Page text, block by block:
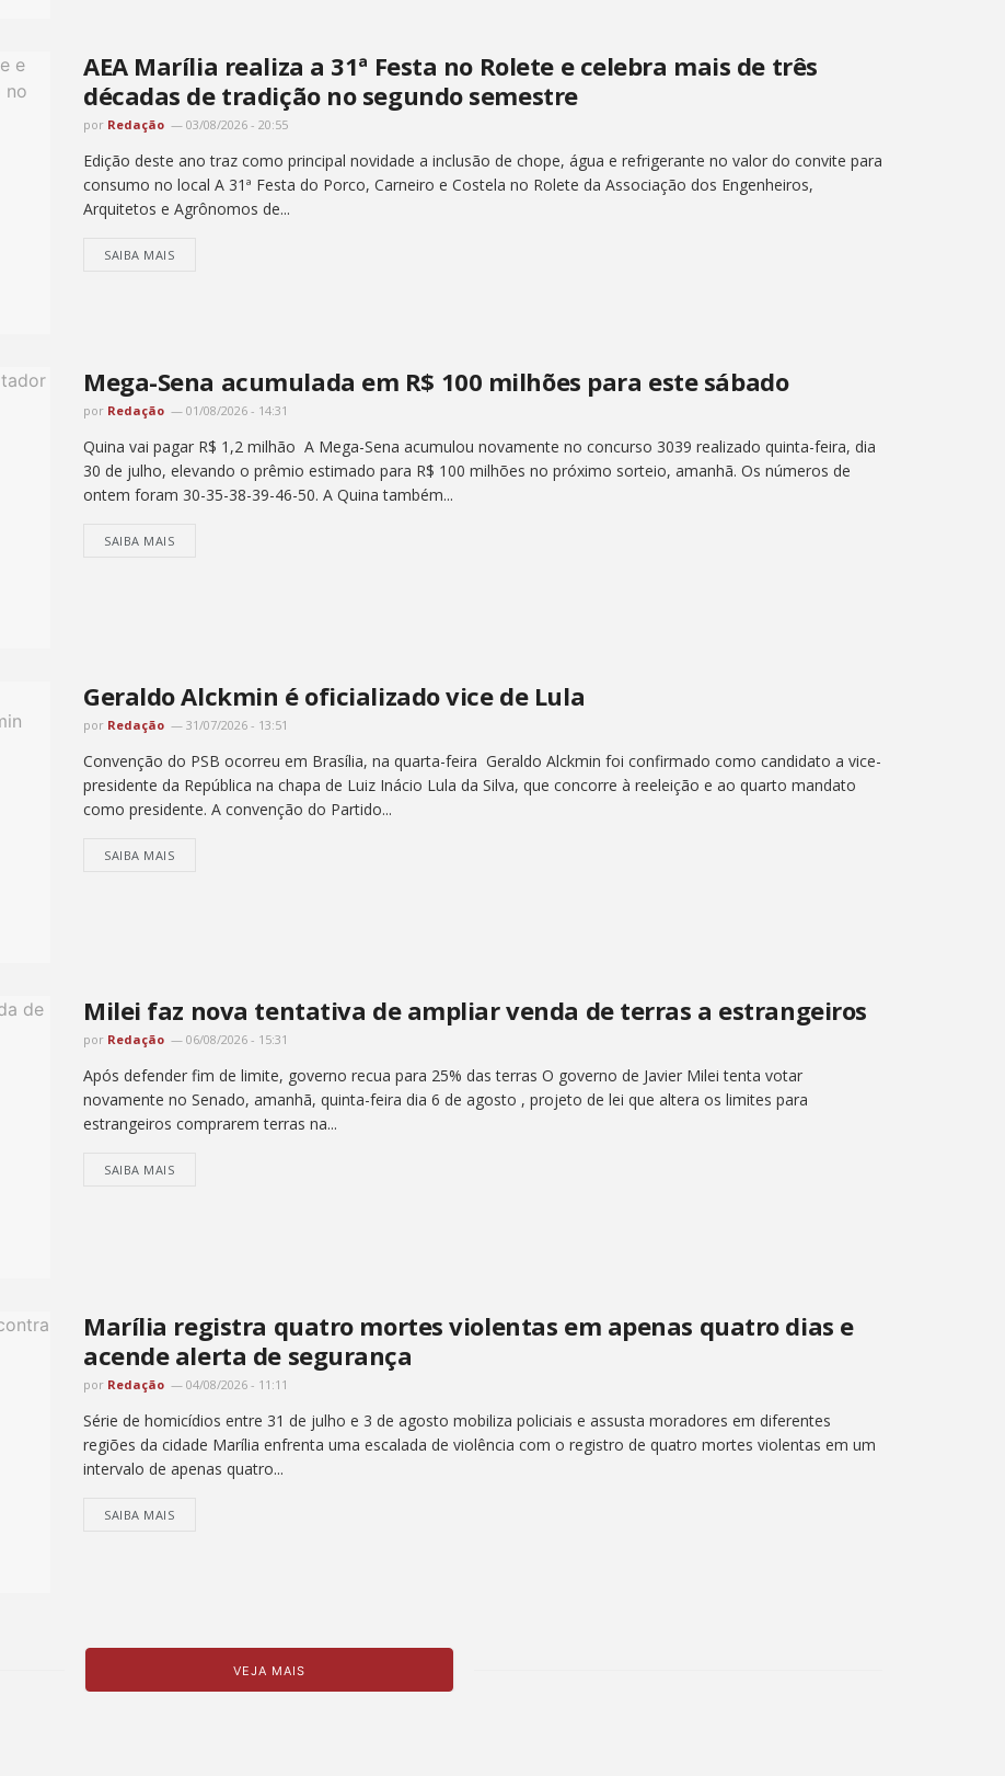
AEA Marília realiza a 31ª Festa no Rolete e celebra mais de três
décadas de tradição no segundo semestre
por Redação 03/08/2026 - 20:55
Edição deste ano traz como principal novidade a inclusão de chope, água e refrigerante no valor do convite para
consumo no local A 31ª Festa do Porco, Carneiro e Costela no Rolete da Associação dos Engenheiros,
Arquitetos e Agrônomos de...
SAIBA MAIS
Mega-Sena acumulada em R$ 100 milhões para este sábado
por Redação 01/08/2026 - 14:31
Quina vai pagar R$ 1,2 milhão A Mega-Sena acumulou novamente no concurso 3039 realizado quinta-feira, dia
30 de julho, elevando o prêmio estimado para R$ 100 milhões no próximo sorteio, amanhã. Os números de
ontem foram 30-35-38-39-46-50. A Quina também...
SAIBA MAIS
Geraldo Alckmin é oficializado vice de Lula
por Redação 31/07/2026 - 13:51
Convenção do PSB ocorreu em Brasília, na quarta-feira Geraldo Alckmin foi confirmado como candidato a vice-
presidente da República na chapa de Luiz Inácio Lula da Silva, que concorre à reeleição e ao quarto mandato
como presidente. A convenção do Partido...
SAIBA MAIS
Milei faz nova tentativa de ampliar venda de terras a estrangeiros
por Redação 06/08/2026 - 15:31
Após defender fim de limite, governo recua para 25% das terras O governo de Javier Milei tenta votar
novamente no Senado, amanhã, quinta-feira dia 6 de agosto , projeto de lei que altera os limites para
estrangeiros comprarem terras na...
SAIBA MAIS
Marília registra quatro mortes violentas em apenas quatro dias e
acende alerta de segurança
por Redação 04/08/2026 - 11:11
Série de homicídios entre 31 de julho e 3 de agosto mobiliza policiais e assusta moradores em diferentes
regiões da cidade Marília enfrenta uma escalada de violência com o registro de quatro mortes violentas em um
intervalo de apenas quatro...
SAIBA MAIS
VEJA MAIS